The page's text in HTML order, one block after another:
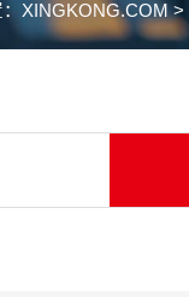
XINGKONG.COM >